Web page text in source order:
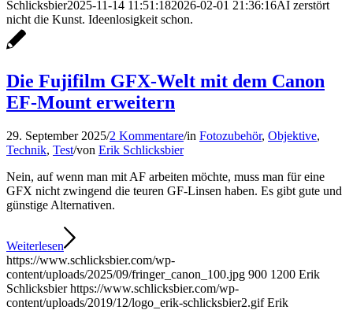
Schlicksbier2025-11-14 11:51:182026-02-01 21:36:16AI zerstört
nicht die Kunst. Ideenlosigkeit schon.
Die Fujifilm GFX-Welt mit dem Canon
EF-Mount erweitern
29. September 2025/2 Kommentare/in Fotozubehör, Objektive,
Technik, Test/von Erik Schlicksbier
Nein, auf wenn man mit AF arbeiten möchte, muss man für eine
GFX nicht zwingend die teuren GF-Linsen haben. Es gibt gute und
günstige Alternativen.
Weiterlesen
https://www.schlicksbier.com/wp-
content/uploads/2025/09/fringer_canon_100.jpg 900 1200 Erik
Schlicksbier https://www.schlicksbier.com/wp-
content/uploads/2019/12/logo_erik-schlicksbier2.gif Erik